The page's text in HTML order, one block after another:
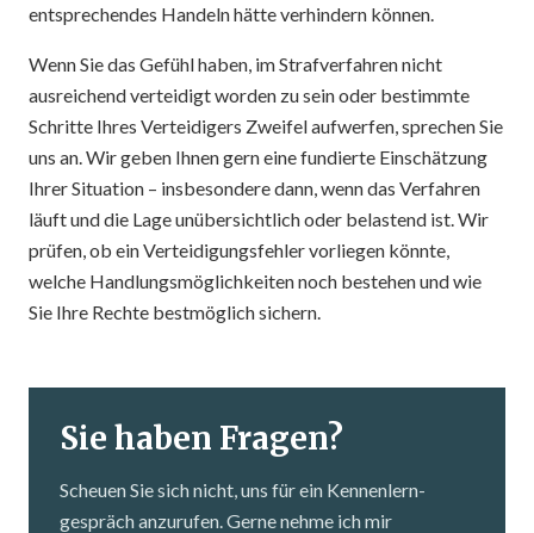
entsprechendes Handeln hätte verhindern können.
Wenn Sie das Gefühl haben, im Strafverfahren nicht
ausreichend verteidigt worden zu sein oder bestimmte
Schritte Ihres Verteidigers Zweifel aufwerfen, sprechen Sie
uns an. Wir geben Ihnen gern eine fundierte Einschätzung
Ihrer Situation – insbesondere dann, wenn das Verfahren
läuft und die Lage unübersichtlich oder belastend ist. Wir
prüfen, ob ein Verteidigungsfehler vorliegen könnte,
welche Handlungsmöglichkeiten noch bestehen und wie
Sie Ihre Rechte bestmöglich sichern.
Sie haben Fragen?
Scheuen Sie sich nicht, uns für ein Kennenlern­
gespräch anzurufen. Gerne nehme ich mir